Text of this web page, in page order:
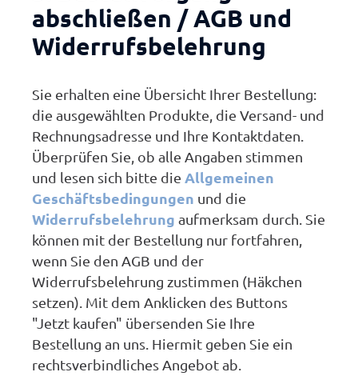
abschließen / AGB und
Widerrufsbelehrung
Sie erhalten eine Übersicht Ihrer Bestellung:
die ausgewählten Produkte, die Versand- und
Rechnungsadresse und Ihre Kontaktdaten.
Überprüfen Sie, ob alle Angaben stimmen
und lesen sich bitte die Allgemeinen
Geschäftsbedingungen und die
Widerrufsbelehrung aufmerksam durch. Sie
können mit der Bestellung nur fortfahren,
wenn Sie den AGB und der
Widerrufsbelehrung zustimmen (Häkchen
setzen). Mit dem Anklicken des Buttons
"Jetzt kaufen" übersenden Sie Ihre
Bestellung an uns. Hiermit geben Sie ein
rechtsverbindliches Angebot ab.